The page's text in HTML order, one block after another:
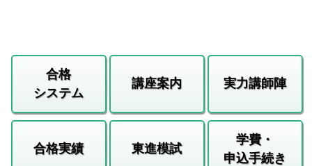
合格
システム
講座案内 実力講師陣
合格実績 東進模試
学費・
申込手続き